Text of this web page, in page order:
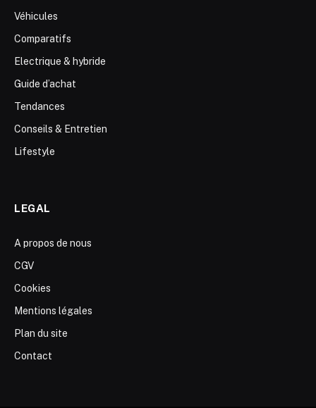
Véhicules
Comparatifs
Electrique & hybride
Guide d’achat
Tendances
Conseils & Entretien
Lifestyle
LEGAL
A propos de nous
CGV
Cookies
Mentions légales
Plan du site
Contact